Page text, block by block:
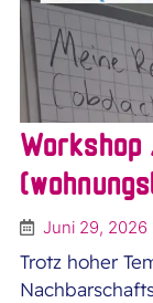
Juni 29, 2026
Trotz hoher